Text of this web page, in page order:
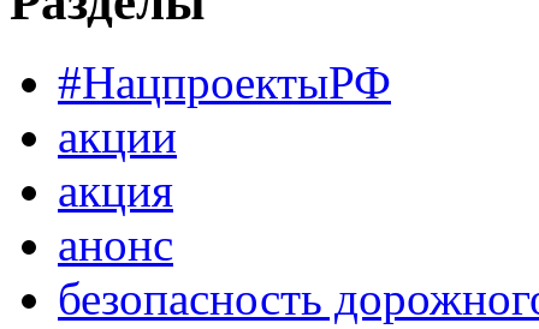
#НацпроектыРФ
акции
акция
анонс
безопасность